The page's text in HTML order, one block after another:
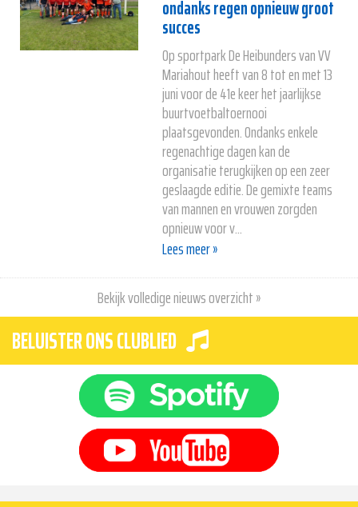
ondanks regen opnieuw groot
succes
Op sportpark De Heibunders van VV
Mariahout heeft van 8 tot en met 13
juni voor de 41e keer het jaarlijkse
buurtvoetbaltoernooi
plaatsgevonden. Ondanks enkele
regenachtige dagen kan de
organisatie terugkijken op een zeer
geslaagde editie. De gemixte teams
van mannen en vrouwen zorgden
opnieuw voor v...
Lees meer »
Bekijk volledige nieuws overzicht »
BELUISTER ONS CLUBLIED